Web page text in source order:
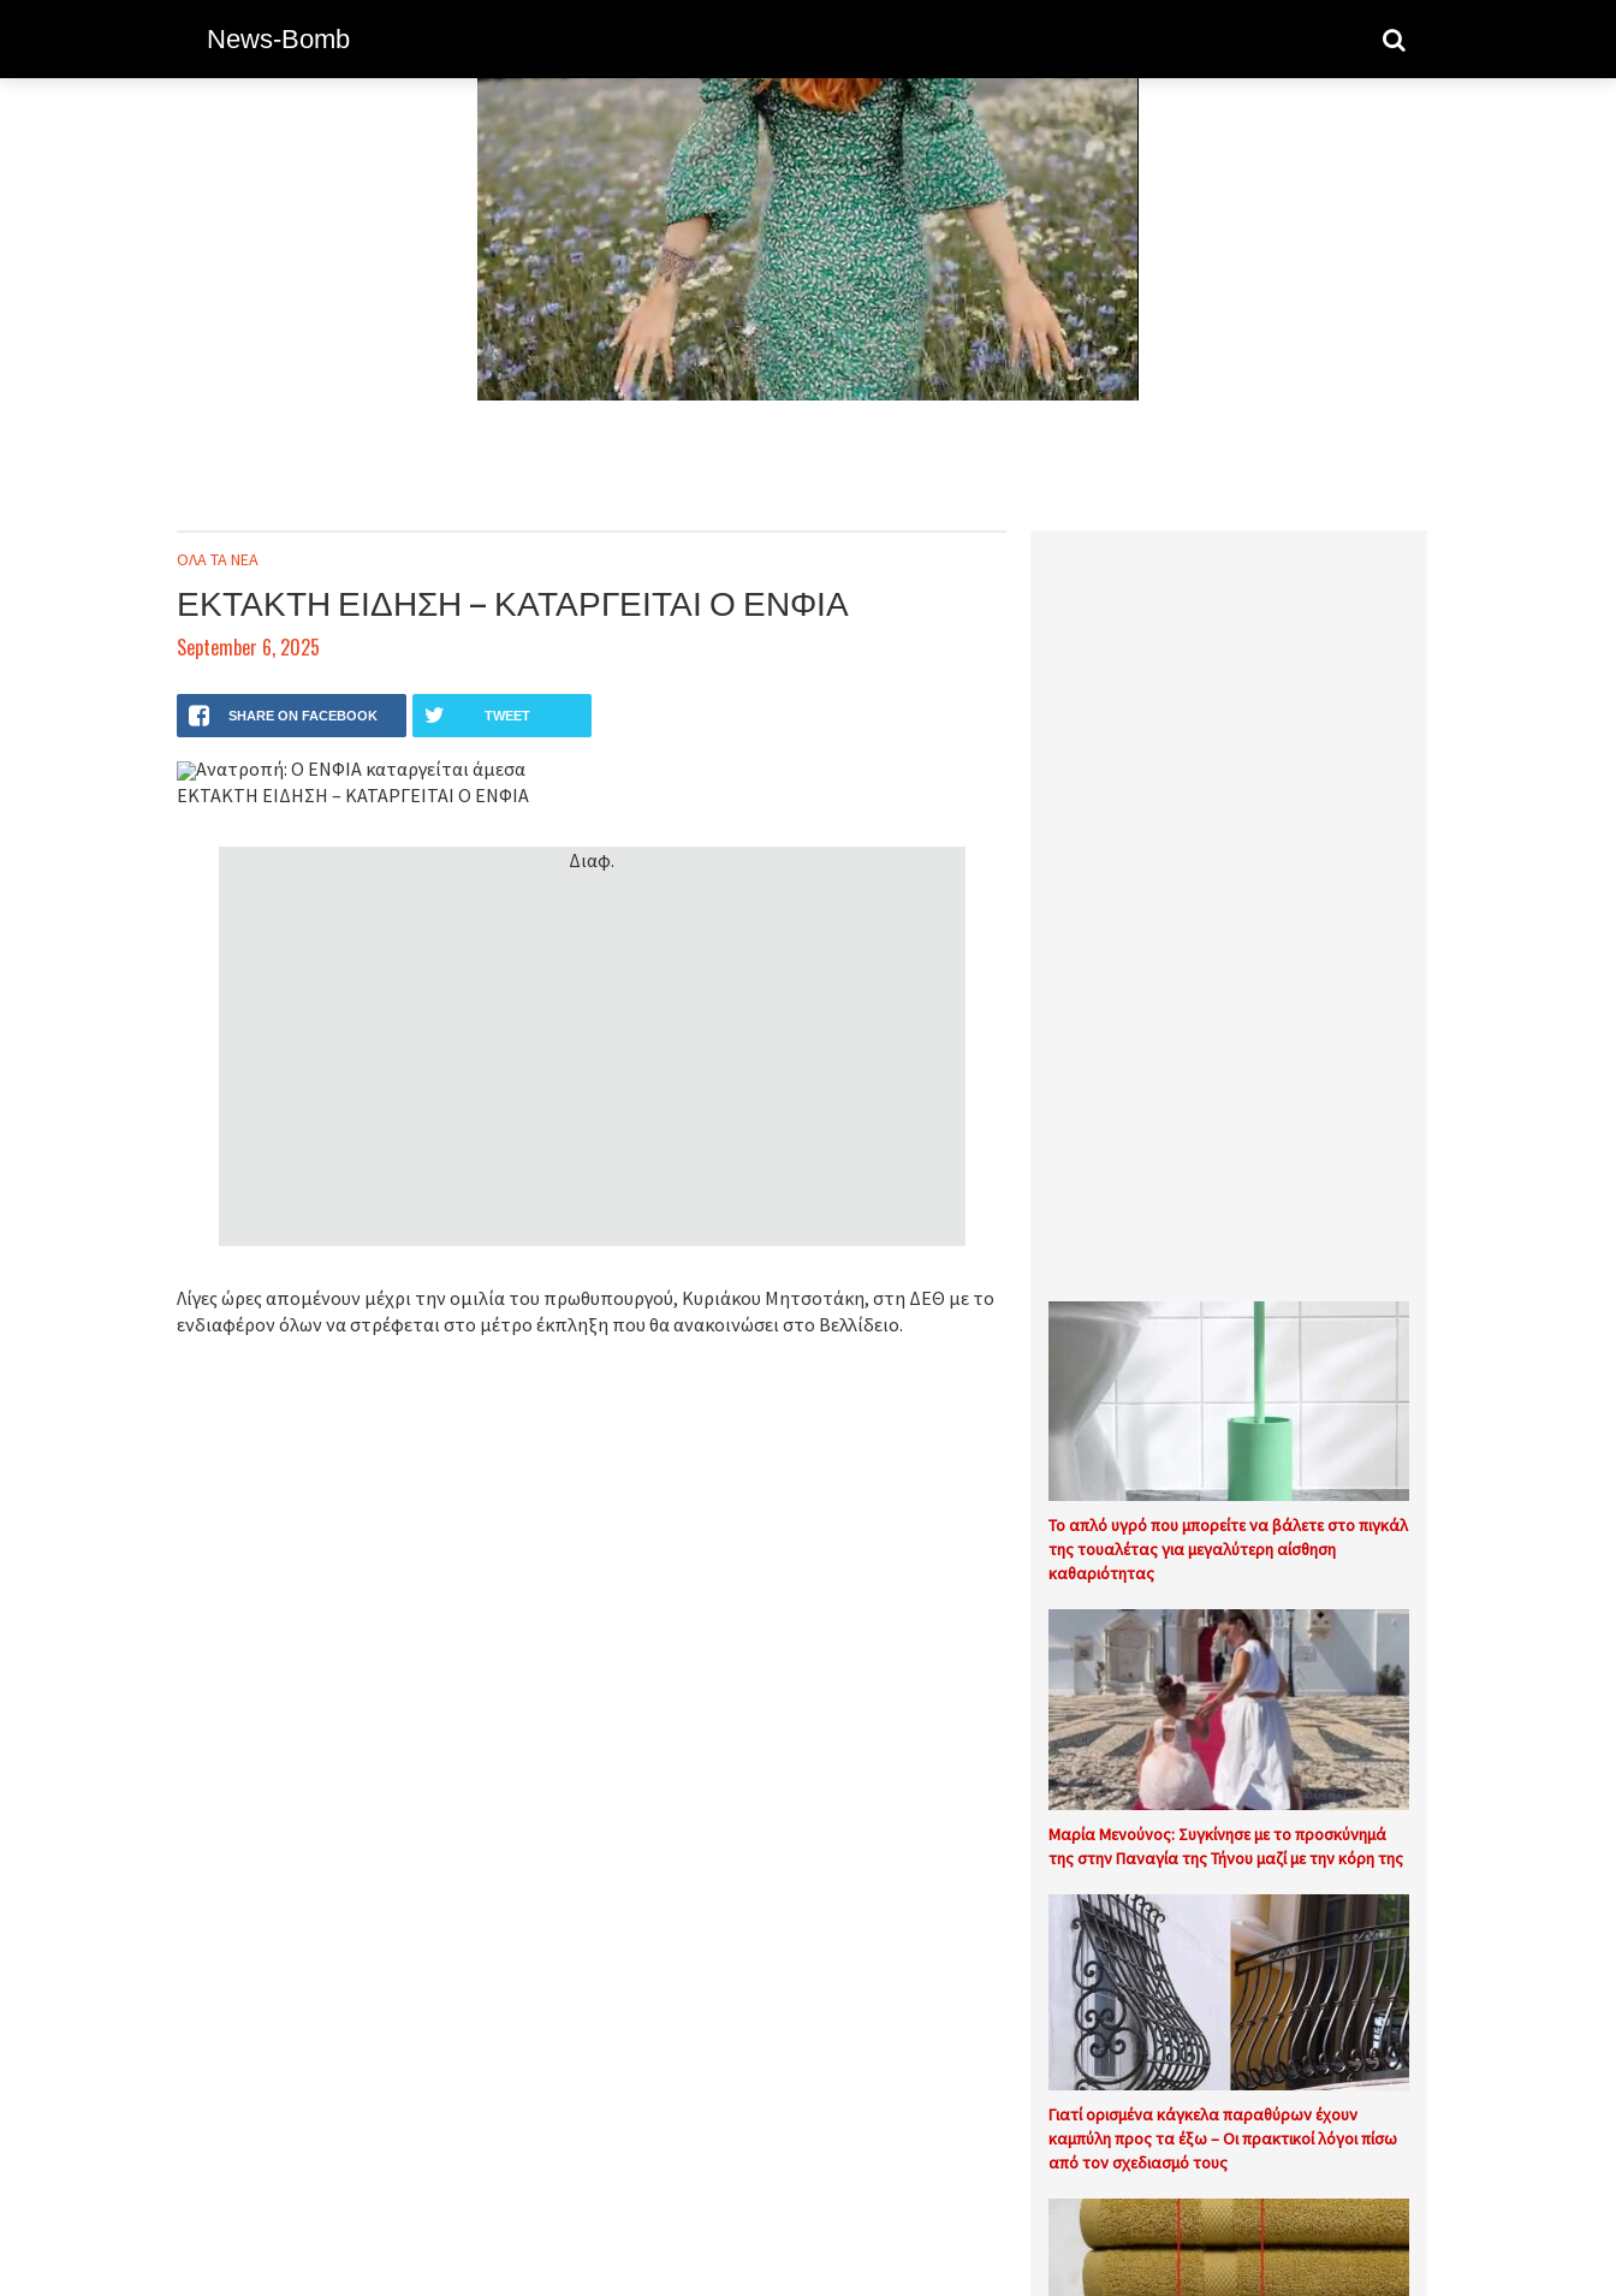
News-Bomb
ΟΛΑ ΤΑ ΝΕΑ
ΕΚΤΑΚΤΗ ΕΙΔΗΣΗ – ΚΑΤΑΡΓΕΙΤΑΙ Ο ΕΝΦΙΑ
September 6, 2025
SHARE ON FACEBOOK TWEET
Ανατροπή: Ο ΕΝΦΙΑ καταργείται άμεσα
ΕΚΤΑΚΤΗ ΕΙΔΗΣΗ – ΚΑΤΑΡΓΕΙΤΑΙ Ο ΕΝΦΙΑ
Διαφ.
Λίγες ώρες απομένουν μέχρι την ομιλία του πρωθυπουργού, Κυριάκου Μητσοτάκη, στη ΔΕΘ με το
ενδιαφέρον όλων να στρέφεται στο μέτρο έκπληξη που θα ανακοινώσει στο Βελλίδειο.
Το απλό υγρό που μπορείτε να βάλετε στο πιγκάλ
της τουαλέτας για μεγαλύτερη αίσθηση
καθαριότητας
Μαρία Μενούνος: Συγκίνησε με το προσκύνημά
της στην Παναγία της Τήνου μαζί με την κόρη της
Γιατί ορισμένα κάγκελα παραθύρων έχουν
καμπύλη προς τα έξω – Οι πρακτικοί λόγοι πίσω
από τον σχεδιασμό τους